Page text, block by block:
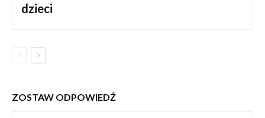
dzieci
ZOSTAW ODPOWIEDŹ